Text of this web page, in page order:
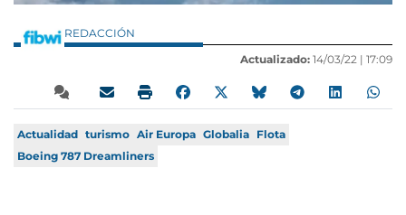
REDACCIÓN
Actualizado: 14/03/22 | 17:09
Actualidad turismo Air Europa Globalia Flota
Boeing 787 Dreamliners